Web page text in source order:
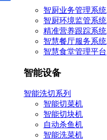
智厨业务管理系统
智厨环境监管系统
精准营养跟踪系统
智慧餐厅服务系统
智慧食堂管理平台
智能设备
智能洗切系列
智能切菜机
智能切块机
自动杀鱼机
智能洗菜机